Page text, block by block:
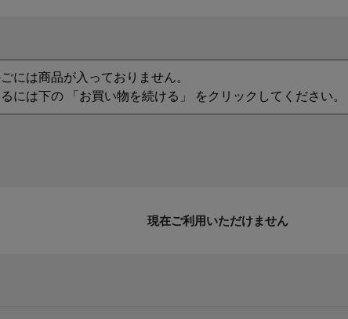
には商品が入っておりません。
には下の 「お買い物を続ける」 をクリックしてください。
現在ご利用いただけません